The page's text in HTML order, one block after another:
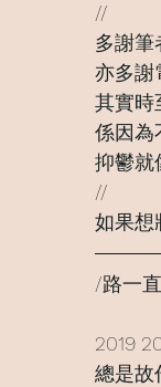
//
多謝筆
亦多謝
其實時
係因為
抑鬱就
//
如果想
/路一
2019
總是故